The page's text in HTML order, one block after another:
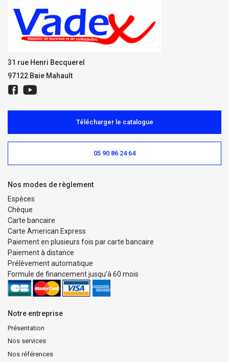
31 rue Henri Becquerel
97122 Baie Mahault
Notre entreprise
Présentation
Nos services
Nos références
Télécharger le catalogue
05 90 86 24 64
Nos modes de règlement
Espèces
Chèque
Carte bancaire
Carte American Express
Paiement en plusieurs fois par carte bancaire
Paiement à distance
Prélèvement automatique
Formule de financement jusqu’à 60 mois